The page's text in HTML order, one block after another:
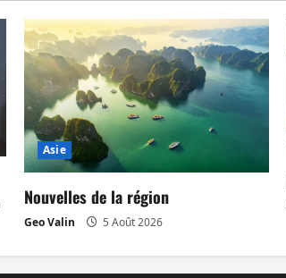
Asie
Nouvelles de la région
Geo Valin 5 Août 2026